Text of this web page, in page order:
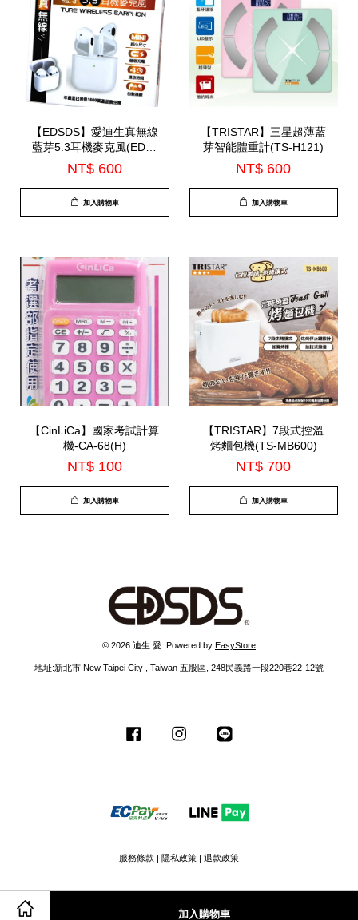
加入購物車
【EDSDS】愛迪生真無線
藍芽5.3耳機麥克風(EDS-
C510)-7月底到貨
NT$ 600
加入購物車
【TRISTAR】三星超薄藍
芽智能體重計(TS-H121)
NT$ 600
加入購物車
【CinLiCa】國家考試計算
機-CA-68(H)
NT$ 100
加入購物車
【TRISTAR】7段式控溫
烤麵包機(TS-MB600)
NT$ 700
加入購物車
© 2026 迪生 愛. Powered by EasyStore
地址:新北市 New Taipei City , Taiwan 五股區, 248民義路一段220巷22-12號
Facebook Instagram
服務條款 | 隱私政策 | 退款政策